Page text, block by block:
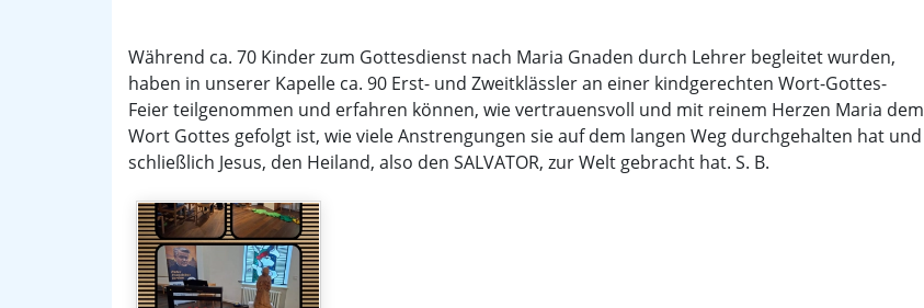
Während ca. 70 Kinder zum Gottesdienst nach Maria Gnaden durch Lehrer begleitet wurden,
haben in unserer Kapelle ca. 90 Erst- und Zweitklässler an einer kindgerechten Wort-Gottes-
Feier teilgenommen und erfahren können, wie vertrauensvoll und mit reinem Herzen Maria dem
Wort Gottes gefolgt ist, wie viele Anstrengungen sie auf dem langen Weg durchgehalten hat und
schließlich Jesus, den Heiland, also den SALVATOR, zur Welt gebracht hat. S. B.